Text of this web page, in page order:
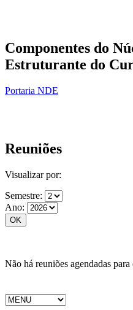
Componentes do
Estruturante do
Portaria NDE
Reuniões
Visualizar por:
Semestre:
Ano:
Não há reuniões agendadas para